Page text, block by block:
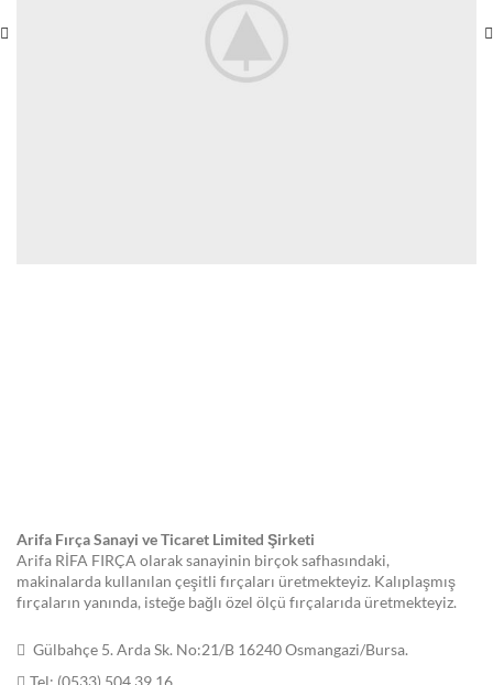
Arifa Fırça Sanayi ve Ticaret Limited Şirketi
Arifa RİFA FIRÇA olarak sanayinin birçok safhasındaki,
makinalarda kullanılan çeşitli fırçaları üretmekteyiz. Kalıplaşmış
fırçaların yanında, isteğe bağlı özel ölçü fırçalarıda üretmekteyiz.
Gülbahçe 5. Arda Sk. No:21/B 16240 Osmangazi/Bursa.
Tel: (0533) 504 39 16